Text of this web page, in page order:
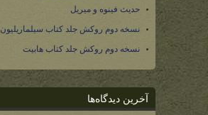
حدیث فینوه و میریل
نسخه دوم روکش جلد کتاب سیلماریلیون
نسخه دوم روکش جلد کتاب هابیت
آخرین دیدگاه‌ها